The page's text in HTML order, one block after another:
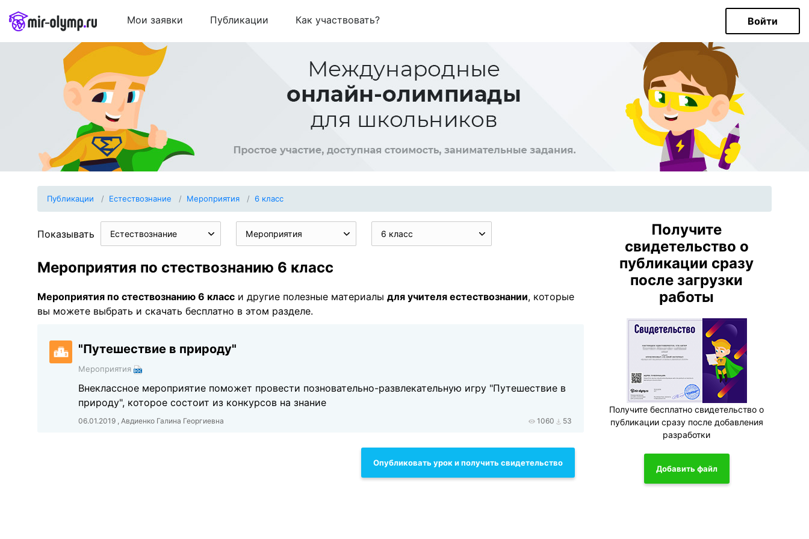
Мои заявки Публикации Как участвовать? Войти
Публикации Естествознание Мероприятия 6 класс
Показывать Естествознание Мероприятия 6 класс
Мероприятия по стествознанию 6 класс
Мероприятия по стествознанию 6 класс и другие полезные материалы для учителя естествознании, которые
вы можете выбрать и скачать бесплатно в этом разделе.
"Путешествие в природу"
Мероприятия
Внеклассное мероприятие поможет провести позновательно-развлекательную игру "Путешествие в
природу", которое состоит из конкурсов на знание
06.01.2019 , Авдиенко Галина Георгиевна 1060 53
Опубликовать урок и получить свидетельство
Получите
свидетельство о
публикации сразу
после загрузки
работы
Получите бесплатно свидетельство о
публикации сразу после добавления
разработки
Добавить файл